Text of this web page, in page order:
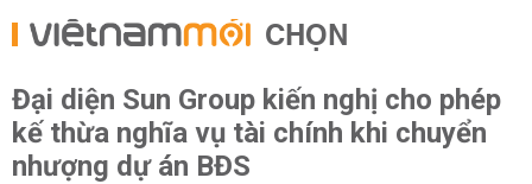
CHỌN
Đại diện Sun Group kiến nghị cho phép
kế thừa nghĩa vụ tài chính khi chuyển
nhượng dự án BĐS